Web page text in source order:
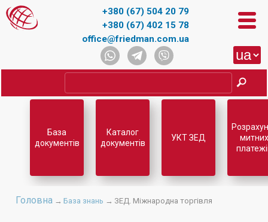
+380 (67) 504 20 79
+380 (67) 402 15 78
office@friedman.com.ua
Головна →База знань → ЗЕД. Міжнародна торгівля
База
документів
Каталог
документів
УКТ ЗЕД
митних